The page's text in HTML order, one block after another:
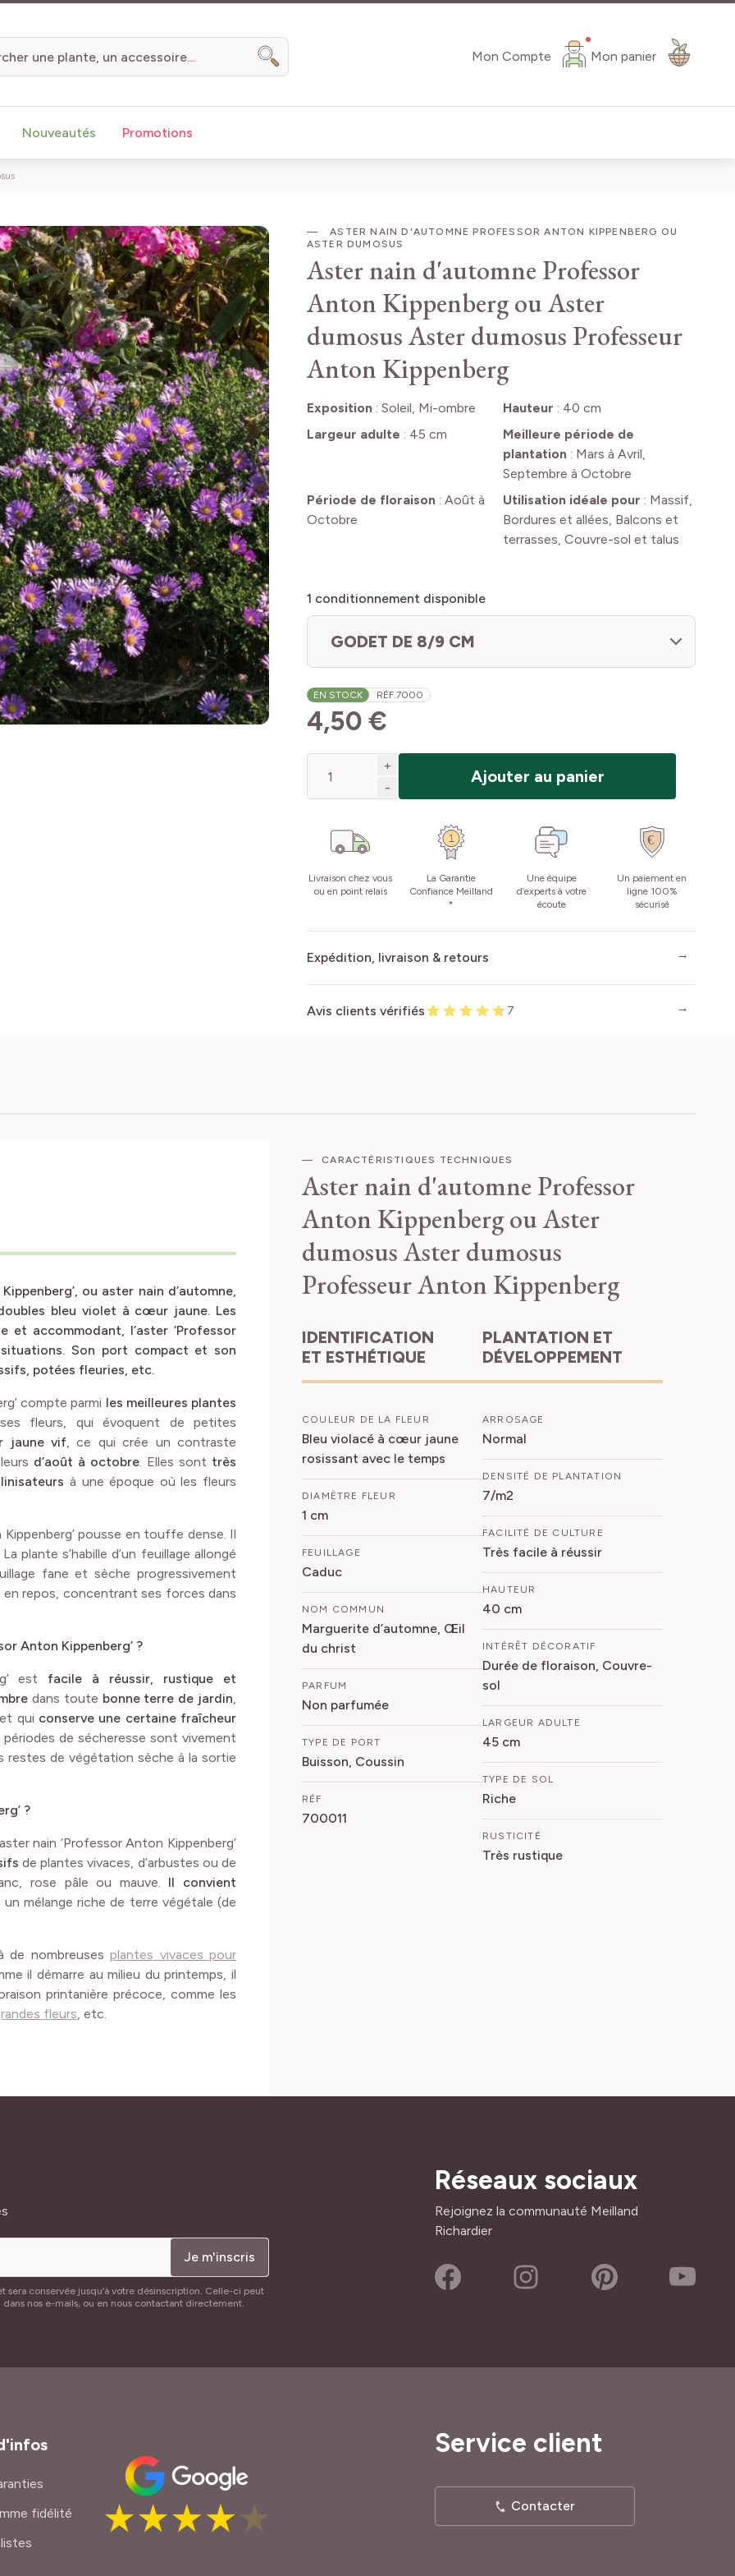
Mon Compte Mon panier
Nouveautés Promotions
Chercher
ASTER NAIN D'AUTOMNE PROFESSOR ANTON KIPPENBERG OU
ASTER DUMOSUS
Aster nain d'automne Professor
Anton Kippenberg ou Aster
dumosusAster dumosus Professeur
Anton Kippenberg
Exposition: Soleil, Mi-ombre Hauteur : 40 cm
Largeur adulte : 45 cm
Meilleure période de
plantation: Mars à Avril,
Septembre à Octobre
Période de floraison: Août à
Octobre
Utilisation idéale pour : Massif,
Bordures et allées, Balcons et
terrasses, Couvre-sol et talus
1 conditionnement disponible
GODET DE 8/9 CM
EN STOCK RÉF.7000
4,50 €
+
-
Ajouter au panier
Livraison chez vous
ou en point relais
La Garantie
Confiance Meilland
*
Une équipe
d’experts à votre
écoute
Un paiement en
ligne 100%
sécurisé
Expédition, livraison & retours
Avis clients vérifiés 7
ou aster nain d’automne,
bleu violet à cœur jaune. Les
et accommodant, l’aster ‘Professor
situations. Son port compact et son
potées fleuries, etc.
compte parmi les meilleures plantes
fleurs, qui évoquent de petites
jaune vif, ce qui crée un contraste
d’août à octobre. Elles sont très
à une époque où les fleurs
Kippenberg’ pousse en touffe dense. Il
plante s’habille d’un feuillage allongé
fane et sèche progressivement
en repos, concentrant ses forces dans
Anton Kippenberg’ ?
est facile à réussir,
rustique et
dans toute bonne terre de jardin,
qui conserve une certaine fraîcheur
de sécheresse sont vivement
restes de végétation sèche à la sortie
?
nain ‘Professor Anton Kippenberg’
de plantes vivaces, d’arbustes ou de
rose pâle ou mauve. Il convient
un mélange riche de terre végétale (de
à de nombreusesplantes vivaces pour
il démarre au milieu du printemps, il
printanière précoce, comme les
fleurs, etc.
CARACTÉRISTIQUES TECHNIQUES
Aster nain d'automne Professor
Anton Kippenberg ou Aster
dumosusAster dumosus
Professeur Anton Kippenberg
IDENTIFICATION
ET ESTHÉTIQUE
COULEUR DE LA FLEUR
Bleu violacé à cœur jaune
rosissant avec le temps
DIAMÈTRE FLEUR
1 cm
FEUILLAGE
Caduc
NOM COMMUN
Marguerite d’automne, Œil
du christ
PARFUM
Non parfumée
TYPE DE PORT
Buisson, Coussin
RÉF
700011
PLANTATION ET
DÉVELOPPEMENT
ARROSAGE
Normal
DENSITÉ DE PLANTATION
7/m2
FACILITÉ DE CULTURE
Très facile à réussir
HAUTEUR
40 cm
INTÉRÊT DÉCORATIF
Durée de floraison, Couvre-
sol
LARGEUR ADULTE
45 cm
TYPE DE SOL
Riche
RUSTICITÉ
Très rustique
Je m'inscris
conservée jusqu’à votre désinscription. Celle-ci peut
nos e-mails, ou en nous contactant directement.
Réseaux sociaux
Rejoignez la communauté Meilland
Richardier
fidélité
Service client
Contacter